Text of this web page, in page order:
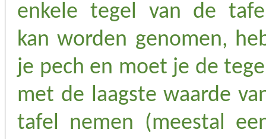
enkele tegel van de
kan worden genomen,
je pech en moet je de
met de laagste waarde
tafel nemen (meestal